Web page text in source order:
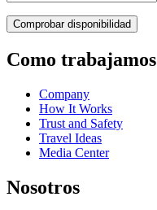
Como trabajamos
Company
How It Works
Trust and Safety
Travel Ideas
Media Center
Nosotros